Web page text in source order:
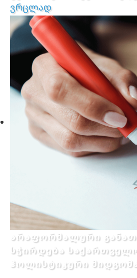
ვრცლად
არაფორმალური
სჭირდება
ჰოლისტიკური